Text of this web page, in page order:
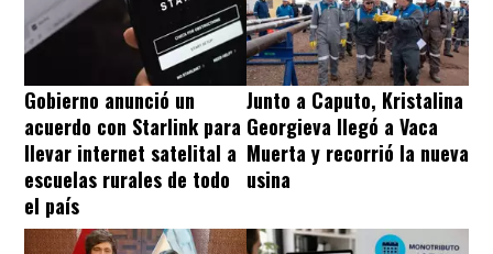
Gobierno anunció un
acuerdo con Starlink para
llevar internet satelital a
escuelas rurales de todo
el país
Junto a Caputo, Kristalina
Georgieva llegó a Vaca
Muerta y recorrió la nueva
usina